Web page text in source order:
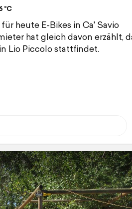
°C
heute E-Bikes in Ca' Savio
hat gleich davon erzählt,
Lio Piccolo stattfindet.